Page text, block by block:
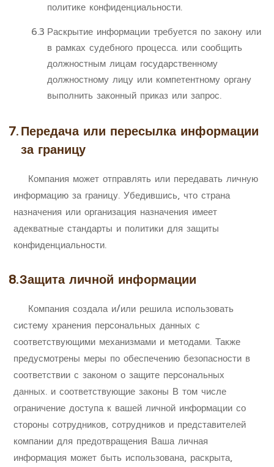
политике конфиденциальности.
6.3 Раскрытие информации требуется по закону или
в рамках судебного процесса. или сообщить
должностным лицам государственному
должностному лицу или компетентному органу
выполнить законный приказ или запрос.
7.Передача или пересылка информации
за границу
Компания может отправлять или передавать личную
информацию за границу. Убедившись, что страна
назначения или организация назначения имеет
адекватные стандарты и политики для защиты
конфиденциальности.
8.Защита личной информации
Компания создала и/или решила использовать
систему хранения персональных данных с
соответствующими механизмами и методами. Также
предусмотрены меры по обеспечению безопасности в
соответствии с законом о защите персональных
данных. и соответствующие законы В том числе
ограничение доступа к вашей личной информации со
стороны сотрудников, сотрудников и представителей
компании для предотвращения Ваша личная
информация может быть использована, раскрыта,